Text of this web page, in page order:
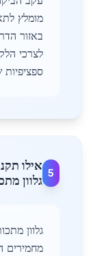
מומלץ
באזור
לצרכי
ספציפיות
5
אילו
גלוון
גלוון
מחמירים